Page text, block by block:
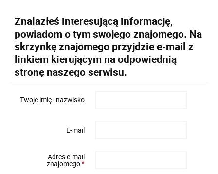
Znalazłeś interesującą informację,
powiadom o tym swojego znajomego. Na
skrzynkę znajomego przyjdzie e-mail z
linkiem kierującym na odpowiednią
stronę naszego serwisu.
Twoje imię i nazwisko
E-mail
Adres e-mail
znajomego*